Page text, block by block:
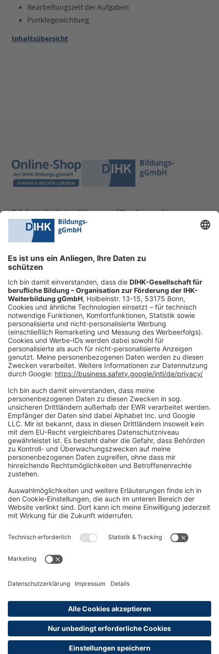
Bearbeitungszeit der Aufgaben
Punktegewichtung
Inhaltsübersicht
Telefonische Unterstützung und Beratung unter:
0228 6205 205
Fr.:
09:00-14:00 Uhr
shop@dihk-bildung.shop
Vertrag widerrufen
Zahlungsarten
Social Media
Oft Gesucht
Rund um die Prüfung
Datenschutzerklärung
Widerrufsrecht
Versandinformationen
Erklärung zur Barrierefreiheit
Abonnements hier kündigen
Cookie-Einstellungen
Alle Preise sind inkl. MwSt. und ggf. zzgl.Versandkosten